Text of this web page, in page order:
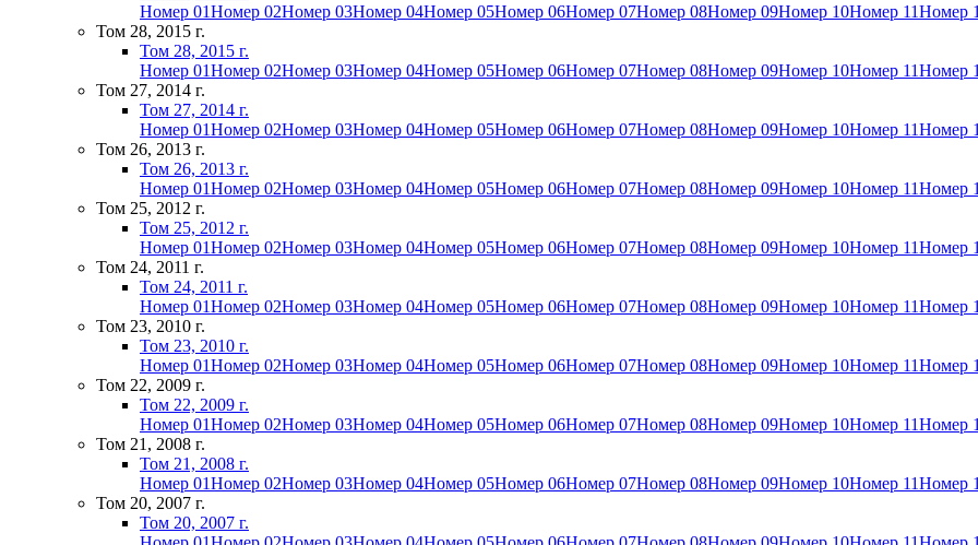
Номер 01Номер 02Номер 03Номер 04Номер 05Номер 06Номер 07Номер 08Номер 09Номер 10Номер 11Номер
Том 28, 2015 г.
Том 28, 2015 г.
Номер 01Номер 02Номер 03Номер 04Номер 05Номер 06Номер 07Номер 08Номер 09Номер 10Номер 11Номер
Том 27, 2014 г.
Том 27, 2014 г.
Номер 01Номер 02Номер 03Номер 04Номер 05Номер 06Номер 07Номер 08Номер 09Номер 10Номер 11Номер
Том 26, 2013 г.
Том 26, 2013 г.
Номер 01Номер 02Номер 03Номер 04Номер 05Номер 06Номер 07Номер 08Номер 09Номер 10Номер 11Номер
Том 25, 2012 г.
Том 25, 2012 г.
Номер 01Номер 02Номер 03Номер 04Номер 05Номер 06Номер 07Номер 08Номер 09Номер 10Номер 11Номер
Том 24, 2011 г.
Том 24, 2011 г.
Номер 01Номер 02Номер 03Номер 04Номер 05Номер 06Номер 07Номер 08Номер 09Номер 10Номер 11Номер
Том 23, 2010 г.
Том 23, 2010 г.
Номер 01Номер 02Номер 03Номер 04Номер 05Номер 06Номер 07Номер 08Номер 09Номер 10Номер 11Номер
Том 22, 2009 г.
Том 22, 2009 г.
Номер 01Номер 02Номер 03Номер 04Номер 05Номер 06Номер 07Номер 08Номер 09Номер 10Номер 11Номер
Том 21, 2008 г.
Том 21, 2008 г.
Номер 01Номер 02Номер 03Номер 04Номер 05Номер 06Номер 07Номер 08Номер 09Номер 10Номер 11Номер
Том 20, 2007 г.
Том 20, 2007 г.